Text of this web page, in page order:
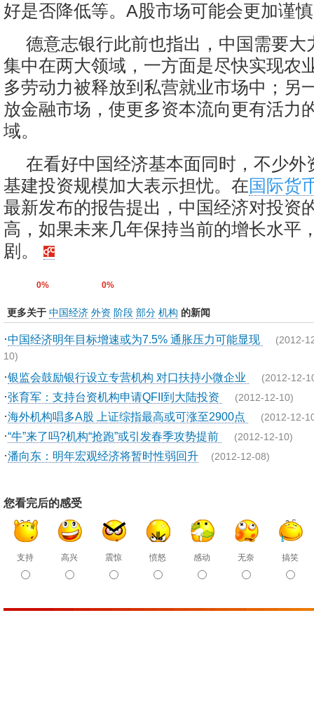
好是否降低等。A股市场可能会更加谨
德意志银行此前也指出，中国需要大
集中在两大领域，一方面是尽快实现农
多劳动力被释放到私营就业市场中；另
放金融市场，使更多资本流向更有活力
域。
在看好中国经济基本面同时，不少外
基建投资规模加大表示担忧。在国际货
最新发布的报告提出，中国经济对投资
高，如果未来几年保持当前的增长水平
剧。
0% 0%
更多关于 中国经济 外资 阶段 部分 机构 的新闻
·中国经济明年目标增速或为7.5% 通胀压力可能显现 (2012-
10)
·银监会鼓励银行设立专营机构 对口扶持小微企业 (2012-12-
·张育军：支持台资机构申请QFII到大陆投资 (2012-12-10)
·海外机构唱多A股 上证综指最高或可涨至2900点 (2012-12-
·“牛”来了吗?机构“抢跑”或引发春季攻势提前 (2012-12-10)
·潘向东：明年宏观经济将暂时性弱回升 (2012-12-08)
您看完后的感受
支持 高兴 震惊 愤怒 感动 无奈 搞笑